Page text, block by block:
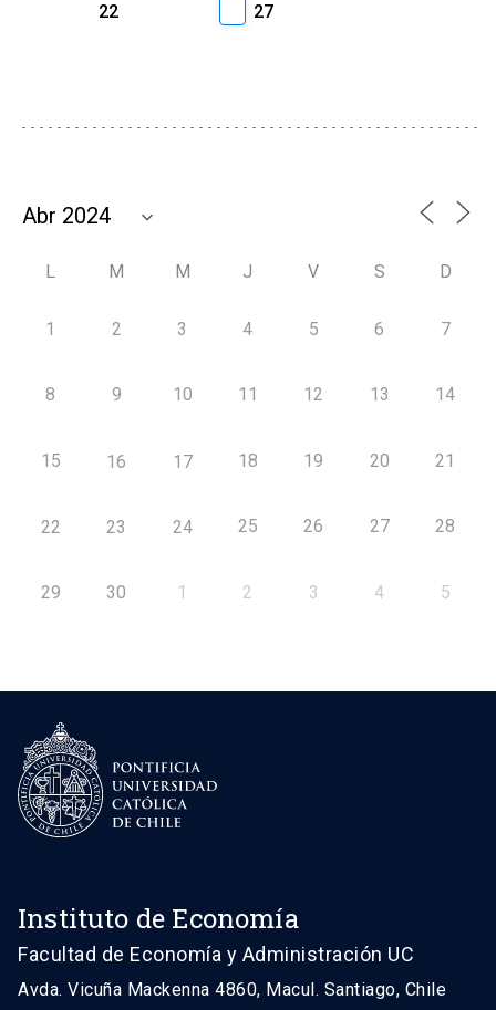
22
27
L M M J V S D
1 2 3 4 5 6 7
8 9 10 11 12 13 14
15 16 17 18 19 20 21
22 23 24 25 26 27 28
29 30 1 2 3 4 5
Instituto de Economía
Facultad de Economía y Administración UC
Avda. Vicuña Mackenna 4860, Macul. Santiago, Chile